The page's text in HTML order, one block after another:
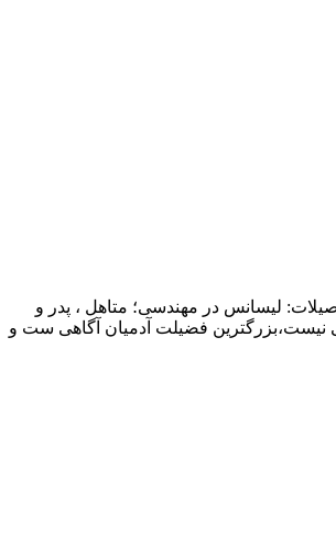
لیسانس در مهندسی؛ متاهل ، پدر و
نیست،بزرگترین فضیلت آدمیان آگاهی ست و